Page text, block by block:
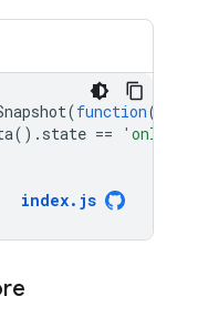
(function(
(). state == 'online'
index. js